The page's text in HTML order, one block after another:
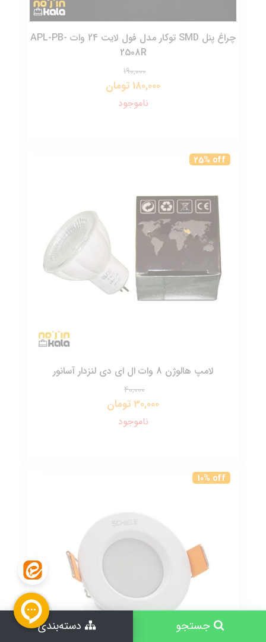
چراغ پنل SMD توکار مدل فول لایت 24 وات APL-PB-
2508R
190,000
180,000 تومان
ناموجود
25% off
لامپ هالوژن 8 وات ال ای دی لنزدار آسانور
40,000
30,000 تومان
ناموجود
10% off
جستجو